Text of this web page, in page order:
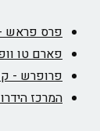
פרס פראש -
פארם טו
פרופרש -
המרכז